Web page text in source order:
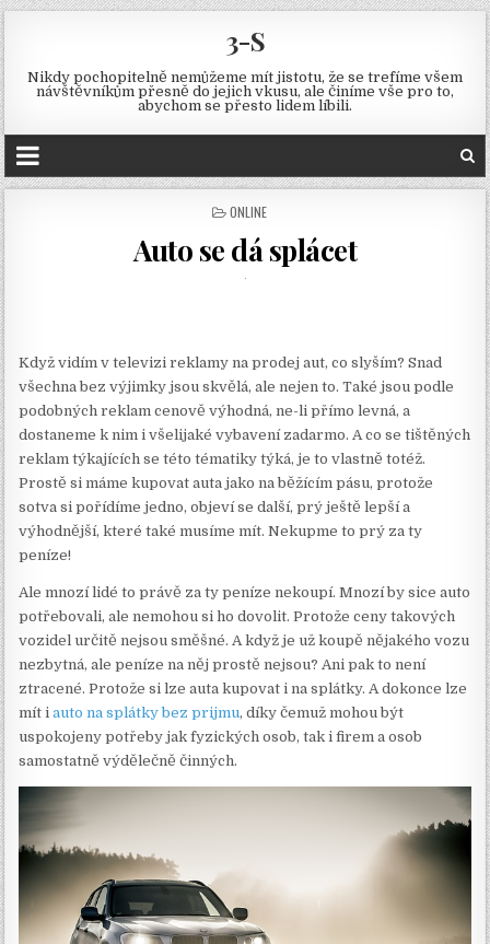
3-S
Nikdy pochopitelně nemůžeme mít jistotu, že se trefíme všem
návštěvníkům přesně do jejich vkusu, ale činíme vše pro to,
abychom se přesto lidem líbili.
POSTED
ONLINE
Auto se dá splácet
Když vidím v televizi reklamy na prodej aut, co slyším? Snad
všechna bez výjimky jsou skvělá, ale nejen to. Také jsou podle
podobných reklam cenově výhodná, ne-li přímo levná, a
dostaneme k nim i všelijaké vybavení zadarmo. A co se tištěných
reklam týkajících se této tématiky týká, je to vlastně totéž.
Prostě si máme kupovat auta jako na běžícím pásu, protože
sotva si pořídíme jedno, objeví se další, prý ještě lepší a
výhodnější, které také musíme mít. Nekupme to prý za ty
peníze!
Ale mnozí lidé to právě za ty peníze nekoupí. Mnozí by sice auto
potřebovali, ale nemohou si ho dovolit. Protože ceny takových
vozidel určitě nejsou směšné. A když je už koupě nějakého vozu
nezbytná, ale peníze na něj prostě nejsou? Ani pak to není
ztracené. Protože si lze auta kupovat i na splátky. A dokonce lze
mít iauto na splátky bez prijmu, díky čemuž mohou být
uspokojeny potřeby jak fyzických osob, tak i firem a osob
samostatně výdělečně činných.